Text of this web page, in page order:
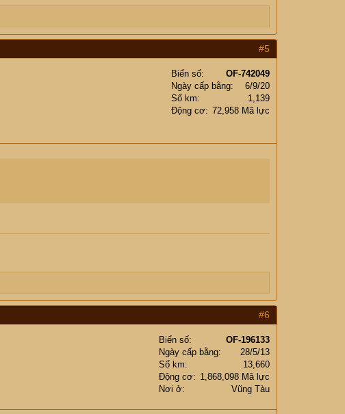
#5
Biển số
OF-742049
Ngày cấp bằng
6/9/20
Số km
1,139
Động cơ
72,958 Mã lực
#6
Biển số
OF-196133
Ngày cấp bằng
28/5/13
Số km
13,660
Động cơ
1,868,098 Mã lực
Nơi ở
Vũng Tàu